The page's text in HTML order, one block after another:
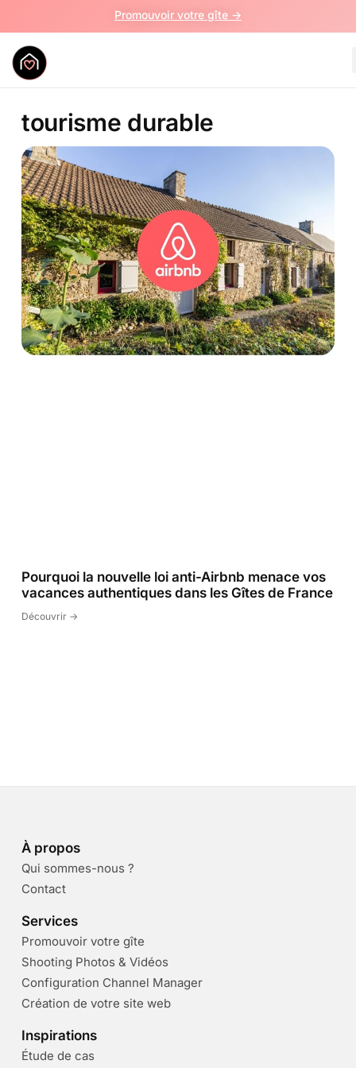
Promouvoir votre gîte ->
tourisme durable
Pourquoi la nouvelle loi anti-Airbnb menace vos
vacances authentiques dans les Gîtes de France
Découvrir ->
À propos
Qui sommes-nous ?
Contact
Services
Promouvoir votre gîte
Shooting Photos & Vidéos
Configuration Channel Manager
Création de votre site web
Inspirations
Étude de cas